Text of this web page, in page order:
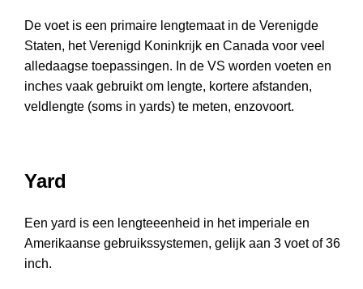
De voet is een primaire lengtemaat in de Verenigde
Staten, het Verenigd Koninkrijk en Canada voor veel
alledaagse toepassingen. In de VS worden voeten en
inches vaak gebruikt om lengte, kortere afstanden,
veldlengte (soms in yards) te meten, enzovoort.
Yard
Een yard is een lengteeenheid in het imperiale en
Amerikaanse gebruikssystemen, gelijk aan 3 voet of 36
inch.